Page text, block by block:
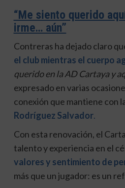
“Me siento querido
irme… aún”
Contreras ha dejado claro
el club mientras el cuerpo
querido en la AD Cartaya y
expresado en varias
conexión que mantiene con
Rodríguez Salvador.
Con esta renovación, el
talento y experiencia en el
valores y sentimiento de
más que un jugador: es un